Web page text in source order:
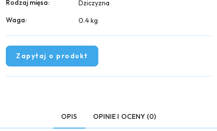
Rodzaj mięsa:
Dziczyzna
Waga:
0.4 kg
Zapytaj o produkt
OPIS OPINIE I OCENY (0)